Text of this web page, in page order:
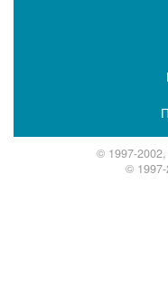
© 1997-
© 1997-